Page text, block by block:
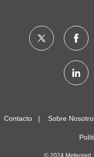
Contacto Sobre
© 2024 Meteored.